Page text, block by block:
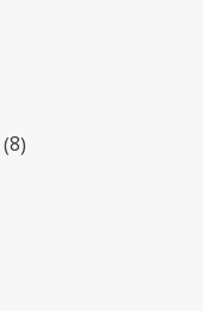
8